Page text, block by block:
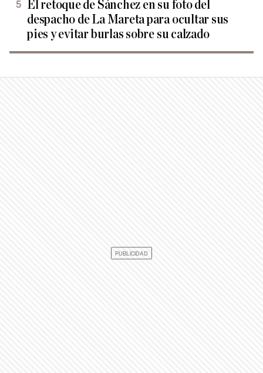
El retoque de Sánchez en su foto del
despacho de La Mareta para ocultar sus
pies y evitar burlas sobre su calzado